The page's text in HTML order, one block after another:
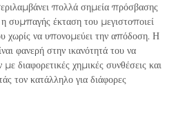
πολλά σημεία πρόσβασης
συμπαγής έκταση του μεγιστοποιεί
χωρίς να υπονομεύει την απόδοση. Η
φανερή στην ικανότητά του να
με διαφορετικές χημικές συνθέσεις και
τον κατάλληλο για διάφορες